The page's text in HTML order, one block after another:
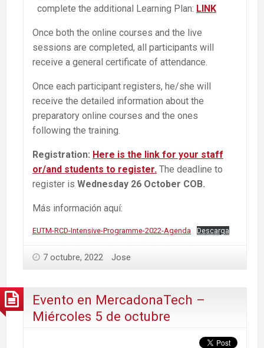
complete the additional Learning Plan: LINK
Once both the online courses and the live
sessions are completed, all participants will
receive a general certificate of attendance.
Once each participant registers, he/she will
receive the detailed information about the
preparatory online courses and the ones
following the training.
Registration: Here is the link for your staff
or/and students to register. The deadline to
register is Wednesday 26 October COB.
Más información aquí:
EUTM-RCD-Intensive-Programme-2022-Agenda Descarga
7 octubre, 2022 Jose
Evento en MercadonaTech –
Miércoles 5 de octubre